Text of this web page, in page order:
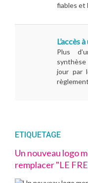
fiables et
L’accès
Plus
jour par
ETIQUETAGE
Un nouveau logo
remplacer "LE